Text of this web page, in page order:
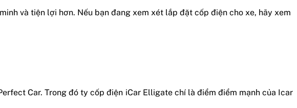
và tiện lợi hơn. Nếu bạn đang xem xét lắp đặt cốp điện cho xe, hãy xem
Car. Trong đó ty cốp điện iCar Elligate chí là điểm điểm mạnh của Icar